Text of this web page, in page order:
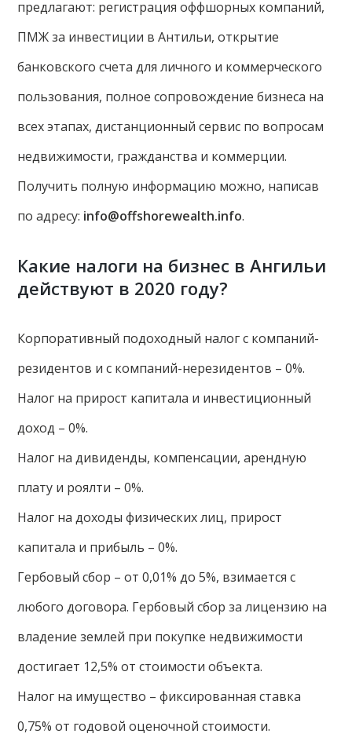
предлагают: регистрация оффшорных компаний,
ПМЖ за инвестиции в Антильи, открытие
банковского счета для личного и коммерческого
пользования, полное сопровождение бизнеса на
всех этапах, дистанционный сервис по вопросам
недвижимости, гражданства и коммерции.
Получить полную информацию можно, написав
по адресу: info@offshorewealth.info.
Какие налоги на бизнес в Ангильи
действуют в 2020 году?
Корпоративный подоходный налог с компаний-
резидентов и с компаний-нерезидентов – 0%.
Налог на прирост капитала и инвестиционный
доход – 0%.
Налог на дивиденды, компенсации, арендную
плату и роялти – 0%.
Налог на доходы физических лиц, прирост
капитала и прибыль – 0%.
Гербовый сбор – от 0,01% до 5%, взимается с
любого договора. Гербовый сбор за лицензию на
владение землей при покупке недвижимости
достигает 12,5% от стоимости объекта.
Налог на имущество – фиксированная ставка
0,75% от годовой оценочной стоимости.